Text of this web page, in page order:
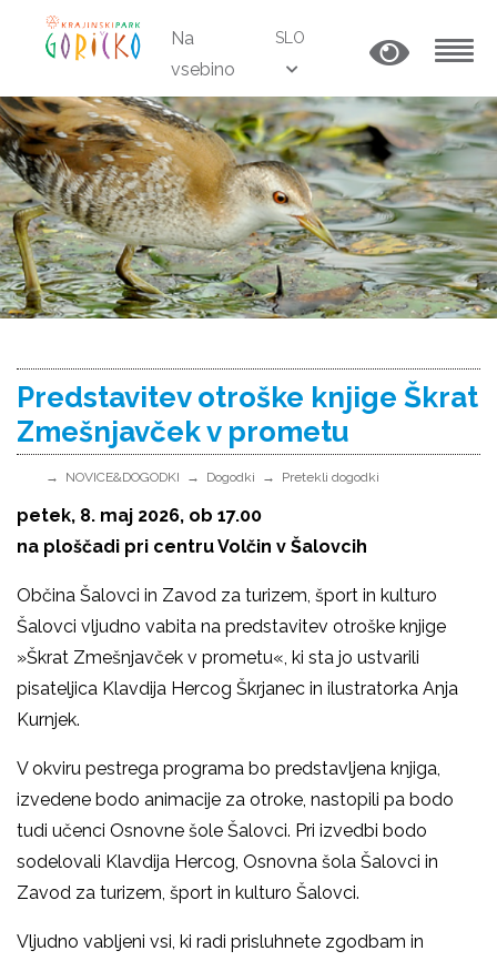
Na
vsebino
SLO
Predstavitev otroške knjige Škrat
Zmešnjavček v prometu
NOVICE&DOGODKI Dogodki Pretekli dogodki
petek, 8. maj 2026, ob 17.00
na ploščadi pri centru Volčin v Šalovcih
Občina Šalovci in Zavod za turizem, šport in kulturo
Šalovci vljudno vabita na predstavitev otroške knjige
»Škrat Zmešnjavček v prometu«, ki sta jo ustvarili
pisateljica Klavdija Hercog Škrjanec in ilustratorka Anja
Kurnjek.
V okviru pestrega programa bo predstavljena knjiga,
izvedene bodo animacije za otroke, nastopili pa bodo
tudi učenci Osnovne šole Šalovci. Pri izvedbi bodo
sodelovali Klavdija Hercog, Osnovna šola Šalovci in
Zavod za turizem, šport in kulturo Šalovci.
Vljudno vabljeni vsi, ki radi prisluhnete zgodbam in